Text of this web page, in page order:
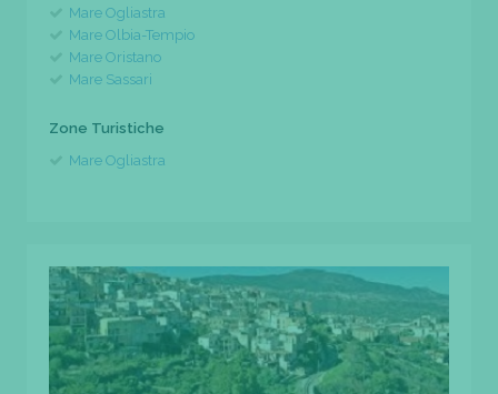
Mare Ogliastra
Mare Olbia-Tempio
Mare Oristano
Mare Sassari
Zone Turistiche
Mare Ogliastra